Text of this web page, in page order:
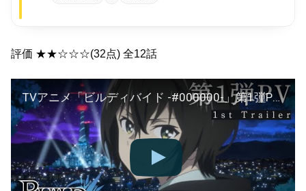
評価 ★★☆☆☆(32点) 全12話
TVアニメ「ビルディバイド -#000000-」第1弾PV／2021年10月放送